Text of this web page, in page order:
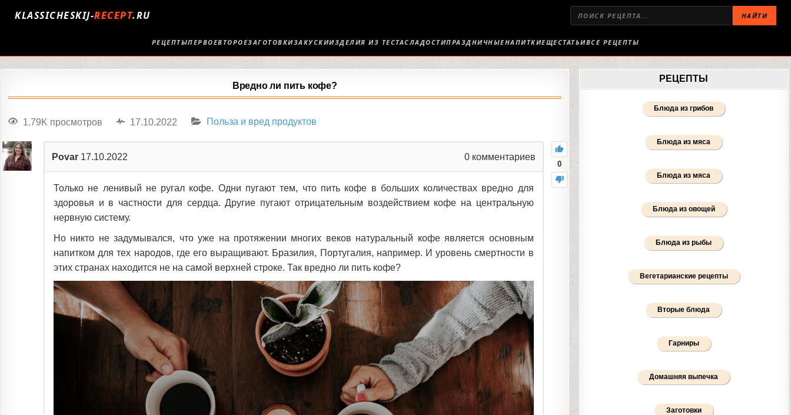
KLASSICHESKIJ-RECEPT.RU НАЙТИ
РЕЦЕПТЫПЕРВОЕВТОРОЕЗАГОТОВКИЗАКУСКИИЗДЕЛИЯ ИЗ ТЕСТАСЛАДОСТИПРАЗДНИЧНЫЕНАПИТКИЕЩЕСТАТЬИВСЕ РЕЦЕПТЫ
Вредно ли пить кофе?
1.79K просмотров 17.10.2022 Польза и вред продуктов
0
Povar 17.10.2022 0комментариев
Только не ленивый не ругал кофе. Одни пугают тем, что пить кофе в больших количествах вредно для
здоровья и в частности для сердца. Другие пугают отрицательным воздействием кофе на центральную
нервную систему.
Но никто не задумывался, что уже на протяжении многих веков натуральный кофе является основным
напитком для тех народов, где его выращивают. Бразилия, Португалия, например. И уровень смертности в
этих странах находится не на самой верхней строке. Так вредно ли пить кофе?
РЕЦЕПТЫ
Блюда из грибов
Блюда из мяса
Блюда из мяса
Блюда из овощей
Блюда из рыбы
Вегетарианские рецепты
Вторые блюда
Гарниры
Домашняя выпечка
Заготовки